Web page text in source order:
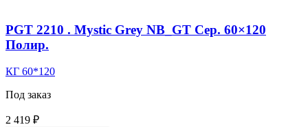
PGT 2210 . Mystic Grey NB_GT Сер. 60×120
Полир.
КГ 60*120
Под заказ
2 419 ₽